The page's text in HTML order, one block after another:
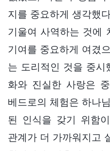
지를 중요하게 생각했
기울여 사역하는 것에
기여를 중요하게 여겼
는 도리적인 것을 중시
화와 진실한 사랑은
베드로의 체험은 하나
된 인식을 갖기 위함
관계가 더 가까워지고